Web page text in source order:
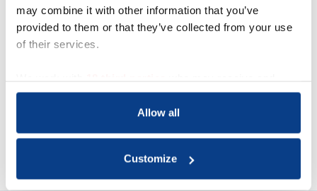
may combine it with other information that you’ve
provided to them or that they’ve collected from your use
of their services.
process your information.
Allow all
Customize
Acquisitie wordt niet op
prijs gesteld
contact opnemen met mw drs. G. te
Gussinklo, bestuurslid van NOBCO, via